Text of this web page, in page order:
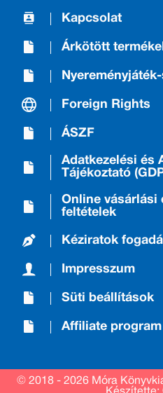
Kapcsolat
Árkötött
Foreign Rights
ÁSZF
Adatkezelési és
Tájékoztató
Online vásárlási
feltételek
Kéziratok
Impresszum
Süti beállítások
Affiliate program
© 2018 - 2026 Móra